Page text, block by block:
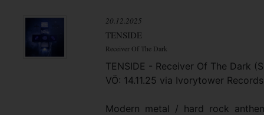
20.12.2025
TENSIDE
Receiver Of The Dark
TENSIDE - Receiver Of The Dark
VÖ: 14.11.25 via Ivorytower
Modern metal / hard rock